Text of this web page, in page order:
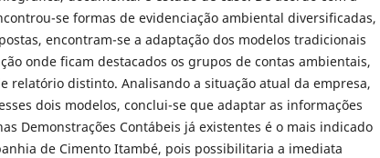
se formas de evidenciação ambiental diversificadas,
encontram-se a adaptação dos modelos tradicionais
onde ficam destacados os grupos de contas ambientais,
relatório distinto. Analisando a situação atual da empresa,
dois modelos, conclui-se que adaptar as informações
Demonstrações Contábeis já existentes é o mais indicado
de Cimento Itambé, pois possibilitaria a imediata